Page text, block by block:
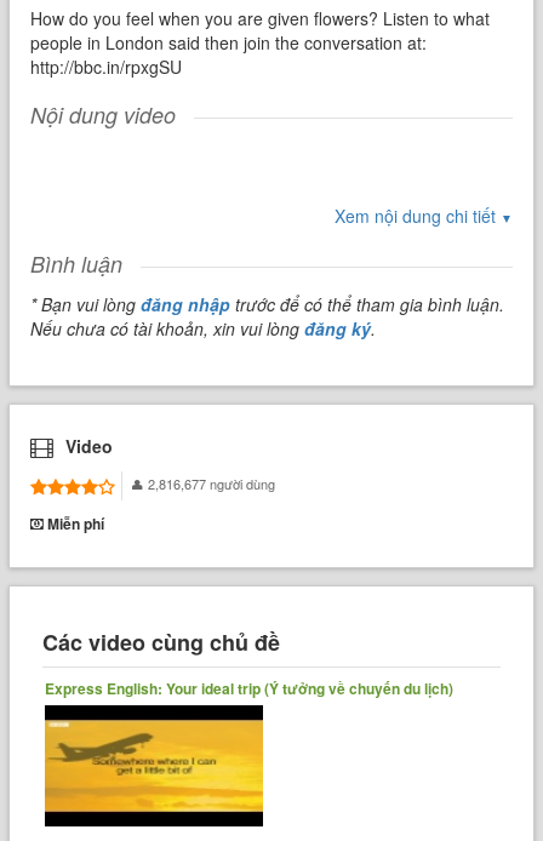
How do you feel when you are given flowers? Listen to what
people in London said then join the conversation at:
http://bbc.in/rpxgSU
Nội dung video
Xem nội dung chi tiết ▼
Bình luận
* Bạn vui lòngđăng nhập trước để có thể tham gia bình luận.
Nếu chưa có tài khoản, xin vui lòngđăng ký.
Video
2,816,677 người dùng
Miễn phí
Các video cùng chủ đề
Express English: Your ideal trip (Ý tưởng về chuyến du lịch)